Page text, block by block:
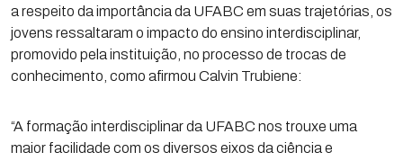
a respeito da importância da UFABC em suas trajetórias, os
jovens ressaltaram o impacto do ensino interdisciplinar,
promovido pela instituição, no processo de trocas de
conhecimento, como afirmou Calvin Trubiene:
“A formação interdisciplinar da UFABC nos trouxe uma
maior facilidade com os diversos eixos da ciência e